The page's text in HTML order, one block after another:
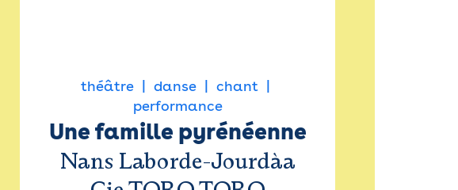
théâtre danse
chant
performance
Une famille pyrénéenne
Nans Laborde-Jourdàa